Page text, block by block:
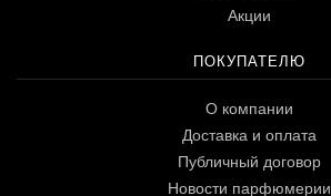
Акции
ПОКУПАТЕЛЮ
О компании
Доставка и оплата
Публичный договор
Новости парфюмерии